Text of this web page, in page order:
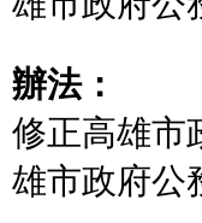
辦法：
修正高雄市
雄市政府公